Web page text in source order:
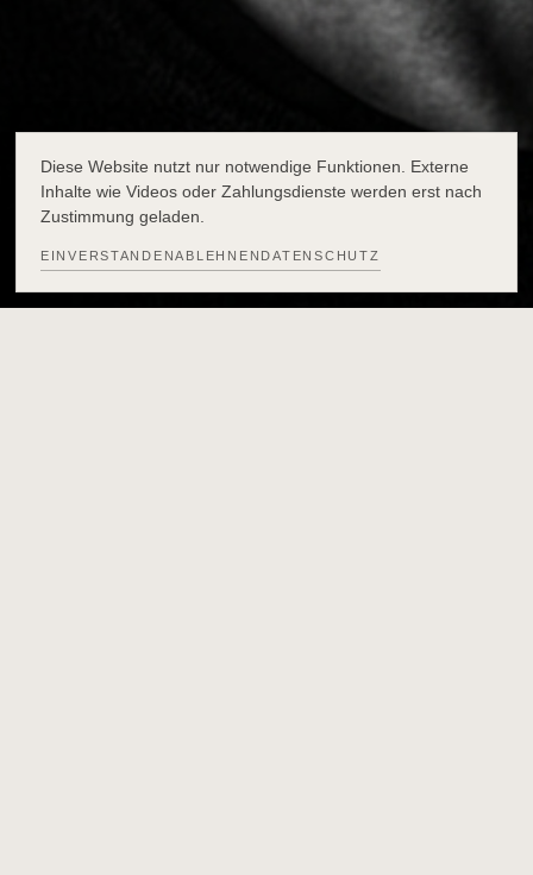
Diese Website nutzt nur notwendige Funktionen. Externe
Inhalte wie Videos oder Zahlungsdienste werden erst nach
Zustimmung geladen.
EINVERSTANDENABLEHNEN DATENSCHUTZ